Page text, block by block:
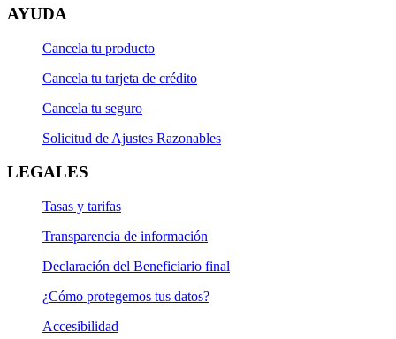
a evaluación.
Si vas a realizar compras en el extranjero
administrado ni pactado en el BCP, por lo que podría
variar el importe al momento de la facturación.
Ten en cuenta que
Puedes trasladar tu deuda en soles o dólares a
cualquiera de las Tarjetas de Crédito del BCP.
nacionales y no a consumos en el extranjero.
AYUDA
Cancela tu producto
Cancela tu tarjeta de crédito
Cancela tu seguro
Solicitud de Ajustes Razonables
LEGALES
Tasas y tarifas
Transparencia de información
Declaración del Beneficiario final
¿Cómo protegemos tus datos?
Accesibilidad